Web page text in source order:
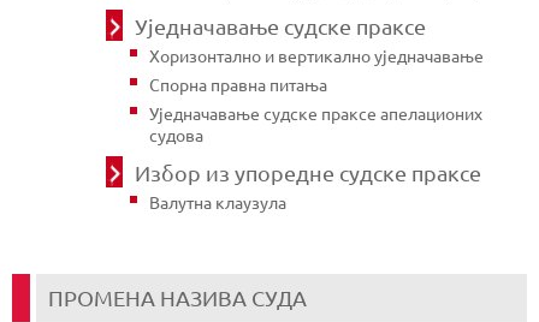
Уједначавање судске праксе
Хоризонтално и вертикално уједначавање
Спорна правна питања
Уједначавање судске праксе апелационих
судова
Избор из упоредне судске праксе
Валутна клаузула
ПРОМЕНА НАЗИВА СУДА